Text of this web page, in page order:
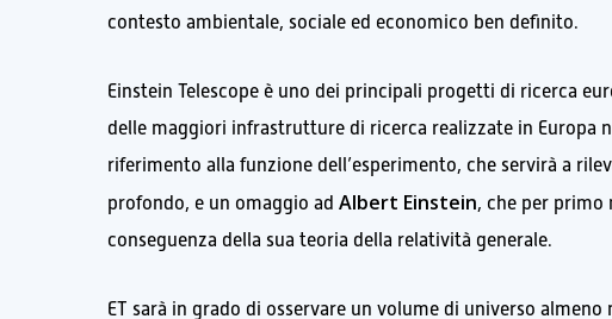
contesto ambientale, sociale ed economico ben definito.
Einstein Telescope è uno dei principali progetti di ricerca
delle maggiori infrastrutture di ricerca realizzate in Europa
riferimento alla funzione dell’esperimento, che servirà a
profondo, e un omaggio ad Albert Einstein, che per primo
conseguenza della sua teoria della relatività generale.
ET sarà in grado di osservare un volume di universo